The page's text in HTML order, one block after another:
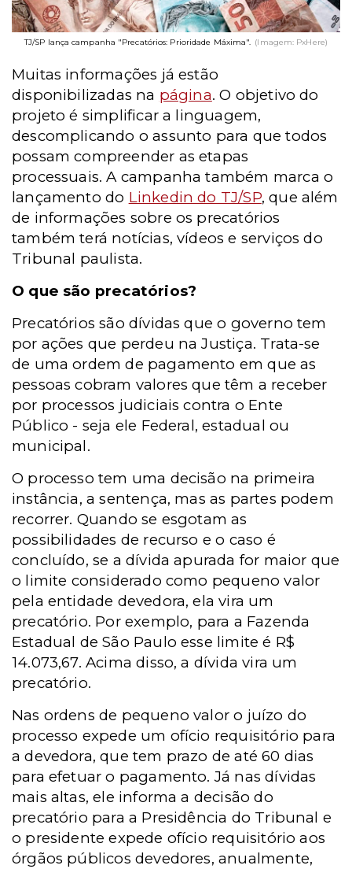
TJ/SP lança campanha "Precatórios: Prioridade Máxima". (Imagem: PxHere)
Muitas informações já estão
disponibilizadas na página. O objetivo do
projeto é simplificar a linguagem,
descomplicando o assunto para que todos
possam compreender as etapas
processuais. Acampanha também marca o
lançamento do Linkedin do TJ/SP, que além
de informações sobre os precatórios
também terá notícias, vídeos e serviços do
Tribunal paulista.
O que são precatórios?
Precatórios são dívidas que o governo tem
por ações que perdeu na Justiça. Trata-se
de uma ordem de pagamento em que as
pessoas cobram valores que têm a receber
por processos judiciais contra o Ente
Público - seja ele Federal, estadual ou
municipal.
O processo tem uma decisão na primeira
instância, a sentença, mas as partes podem
recorrer. Quando se esgotam as
possibilidades de recurso e o caso é
concluído, se a dívida apurada for maior que
o limite considerado como pequeno valor
pela entidade devedora, ela vira um
precatório. Por exemplo, para a Fazenda
Estadual de São Paulo esse limite é R$
14.073,67. Acima disso, a dívida vira um
precatório.
Nas ordens de pequeno valor o juízo do
processo expede um ofício requisitório para
a devedora, que tem prazo de até 60 dias
para efetuar o pagamento. Já nas dívidas
mais altas, ele informa a decisão do
precatório para a Presidência do Tribunal e
o presidente expede ofício requisitório aos
órgãos públicos devedores, anualmente,